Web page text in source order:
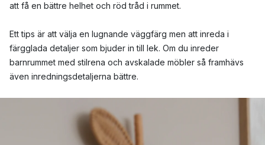
att få en bättre helhet och röd tråd i rummet.
Ett tips är att välja en lugnande väggfärg men att inreda i
färgglada detaljer som bjuder in till lek. Om du inreder
barnrummet med stilrena och avskalade möbler så framhävs
även inredningsdetaljerna bättre.